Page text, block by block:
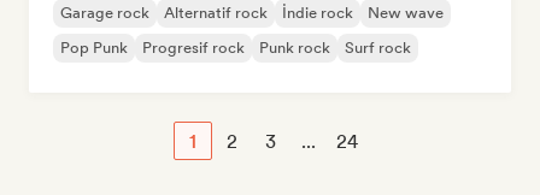
Garage rock Alternatif rock İndie rock
New wave
Pop Punk
Progresif rock Punk rock Surf rock
1 2 3 ... 24